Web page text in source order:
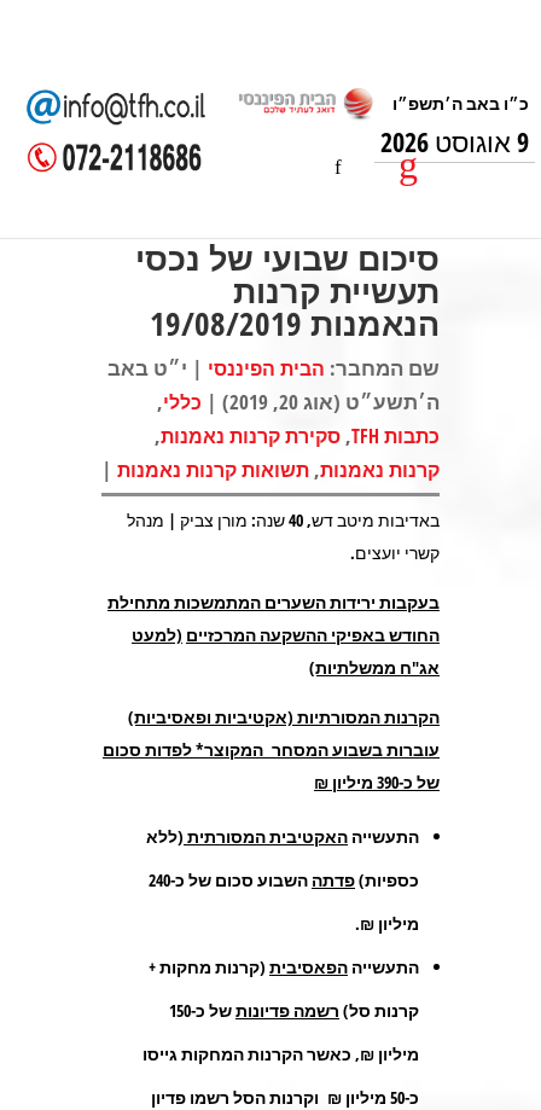
9 אוגוסט 2026
סיכום שבועי של נכסי
תעשיית קרנות
הנאמנות 19/08/2019
שם המחבר: הבית הפיננסי | י״ט באב
ה׳תשע״ט (אוג 20, 2019) |
כללי,
כתבות TFH , סקירת קרנות נאמנות,
קרנות נאמנות, תשואות קרנות נאמנות |
באדיבות מיטב דש, 40 שנה: מורן צביק | מנהל
קשרי יועצים.
בעקבות ירידות השערים המתמשכות מתחילת
החודש באפיקי ההשקעה המרכזיים (למעט
אג"ח ממשלתיות)
הקרנות המסורתיות (אקטיביות ופאסיביות)
עוברות בשבוע המסחר המקוצר* לפדות סכום
של כ-390 מיליון ₪
התעשייה האקטיבית המסורתית (ללא
כספיות)פדתה
השבוע סכום של כ-240
מיליון ₪.
התעשייה הפאסיבית (קרנות מחקות +
קרנות סל) רשמה פדיונות
של כ-150
מיליון ₪, כאשר הקרנות המחקות גייסו
כ-50 מיליון ₪ וקרנות הסל רשמו פדיון